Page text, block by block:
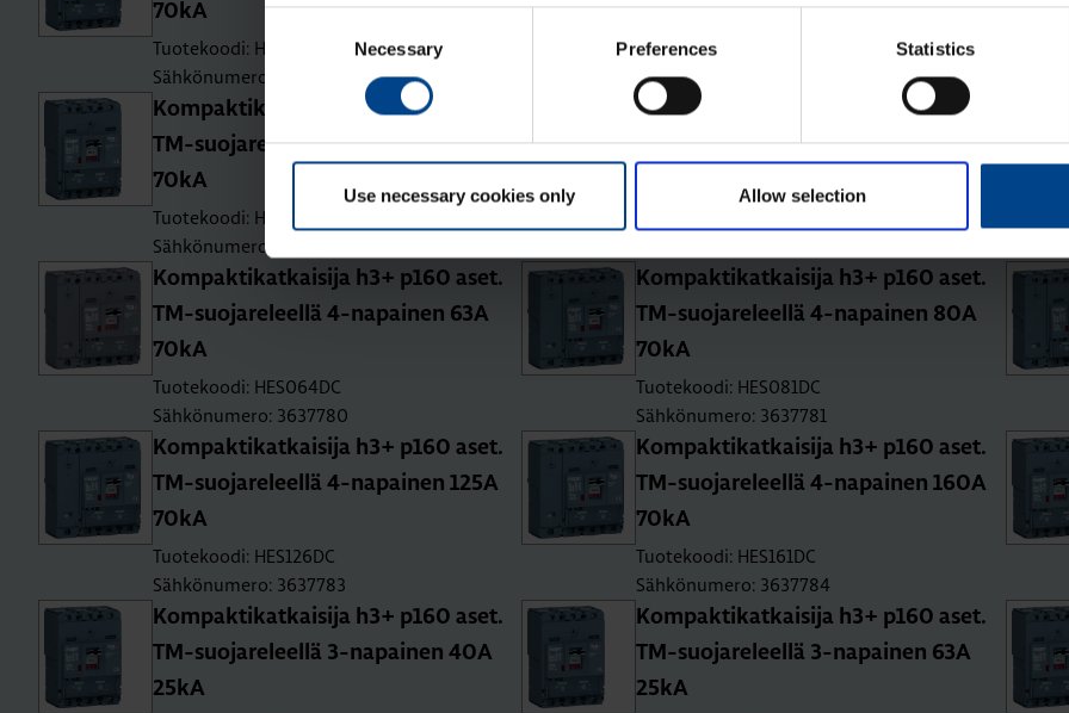
Necessary Preferences Statistics
Use necessary cookies only Allow selection
70kA
Tuotekoodi: HES080DC
Sähkönumero: 3637774
70kA
Tuotekoodi: HES100DC
Sähkönumero: 3637775
Kom­pak­ti­kat­kai­si­ja h3+ p160 aset.
TM-suo­ja­re­leel­lä 3-na­pai­nen 160A
70kA
Tuotekoodi: HES160DC
Sähkönumero: 3637777
Kom­pak­ti­kat­kai­si­ja h3+ p160 aset.
TM-suo­ja­re­leel­lä 4-na­pai­nen 25A
Kom­pak­ti­kat­kai­si­ja h3+ p160 aset.
TM-suo­ja­re­leel­lä 4-na­pai­nen 63A
70kA
Tuotekoodi: HES064DC
Sähkönumero: 3637780
Kom­pak­ti­kat­kai­si­ja h3+ p160 aset.
TM-suo­ja­re­leel­lä 4-na­pai­nen 80A
70kA
Tuotekoodi: HES081DC
Sähkönumero: 3637781
Kom­pak­ti­kat­kai­si­ja h3+ p160 aset.
TM-suo­ja­re­leel­lä 4-na­pai­nen 125A
70kA
Tuotekoodi: HES126DC
Sähkönumero: 3637783
Kom­pak­ti­kat­kai­si­ja h3+ p160 aset.
TM-suo­ja­re­leel­lä 4-na­pai­nen 160A
70kA
Tuotekoodi: HES161DC
Sähkönumero: 3637784
Kom­pak­ti­kat­kai­si­ja h3+ p160 aset.
TM-suo­ja­re­leel­lä 3-na­pai­nen 40A
25kA
Kom­pak­ti­kat­kai­si­ja h3+ p160 aset.
TM-suo­ja­re­leel­lä 3-na­pai­nen 63A
25kA